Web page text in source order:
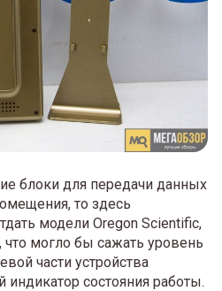
блоки для передачи данных
то здесь
модели Oregon Scientific,
что могло бы сажать уровень
части устройства
индикатор состояния работы.